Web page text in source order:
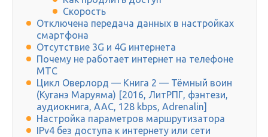
Скорость
Отключена передача данных в настройках
смартфона
Отсутствие 3G и 4G интернета
Почему не работает интернет на телефоне
МТС
Цикл Оверлорд — Книга 2 — Тёмный воин
(Куганэ Маруяма) [2016, ЛитРПГ, фэнтези,
аудиокнига, AAC, 128 kbps, Adrenalin]
Настройка параметров маршрутизатора
IPv4 без доступа к интернету или сети